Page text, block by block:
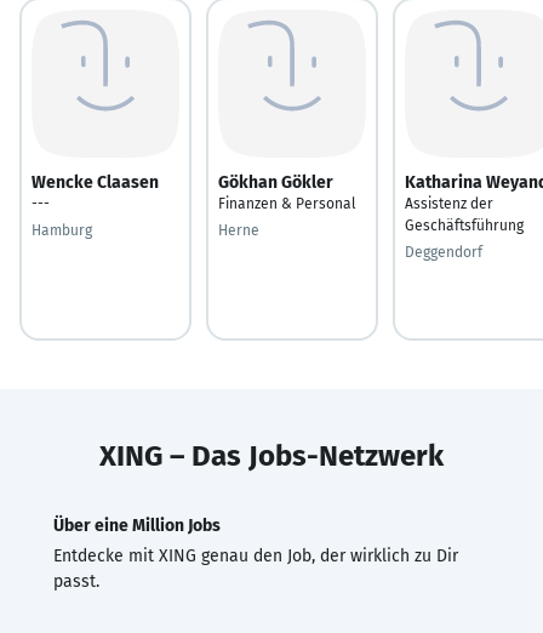
Wencke Claasen
---
Hamburg
Gökhan Gökler
Finanzen & Personal
Herne
Katharina
Assistenz der
Geschäftsführung
Deggendorf
XING – Das Jobs-Netzwerk
Über eine Million Jobs
Entdecke mit XING genau den Job, der wirklich zu Dir
passt.